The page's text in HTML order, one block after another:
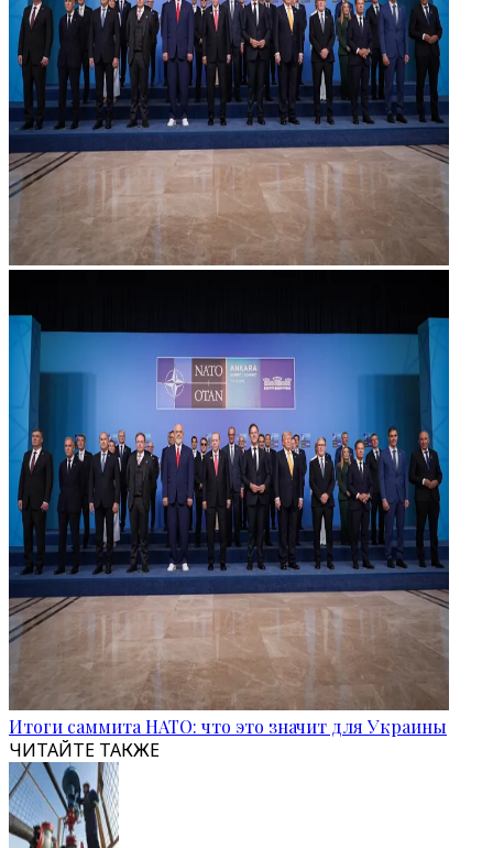
Итоги саммита НАТО: что это значит для Украины
ЧИТАЙТЕ ТАКЖЕ